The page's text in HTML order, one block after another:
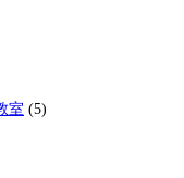
室 (5)